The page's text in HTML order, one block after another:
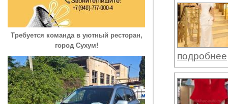
Требуется команда в уютный ресторан,
город Сухум!
подробнее